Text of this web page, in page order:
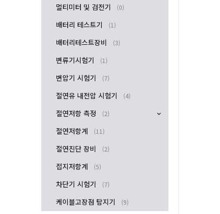
멀티미터 및 검전기 (0)
배터리 테스트기 (1)
배터리테스트장비 (3)
변류기시험기 (1)
변압기 시험기 (7)
절연유 내전압 시험기 (4)
절연저항 측정 (2)
절연저항계 (11)
절연진단 장비 (2)
접지저항계 (5)
차단기 시험기 (7)
케이블고장점 탐지기 (9)